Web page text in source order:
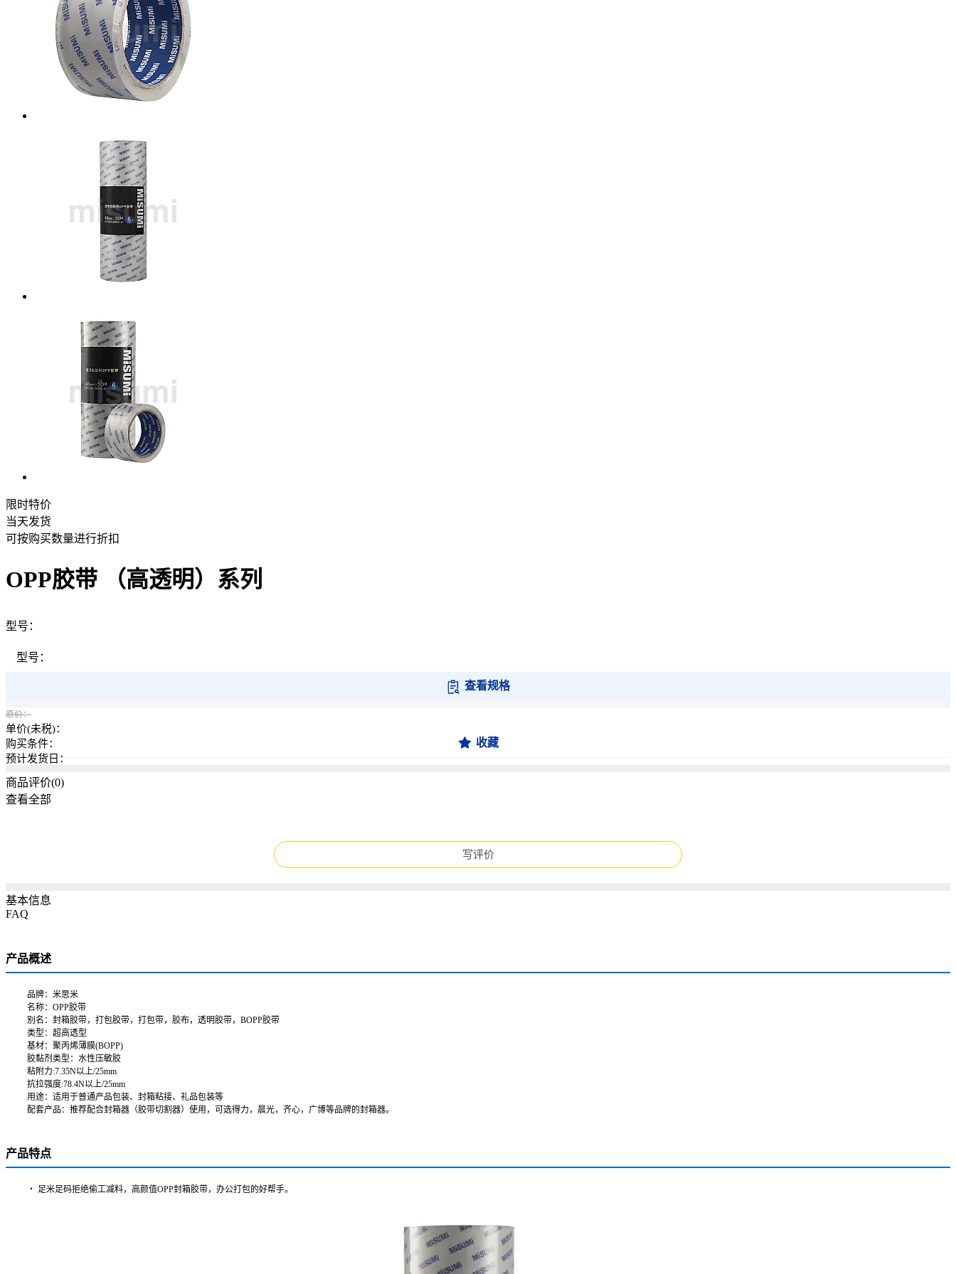
限时特价
当天发货
可按购买数量进行折扣
OPP胶带 （高透明）系列
型号：
型号：
查看规格
收藏
原价：
单价(未税)：
购买条件：
预计发货日：
商品评价(0)
查看全部
写评价
基本信息
FAQ
产品概述
品牌：米思米
名称：OPP胶带
别名：封箱胶带，打包胶带，打包带，胶布，透明胶带，BOPP胶带
类型：超高透型
基材：聚丙烯薄膜(BOPP)
胶黏剂类型：水性压敏胶
粘附力:7.35N以上/25mm
抗拉强度:78.4N以上/25mm
用途：适用于普通产品包装、封箱粘接、礼品包装等
配套产品：推荐配合封箱器（胶带切割器）使用，可选得力，晨光，齐心，广博等品牌的封箱器。
产品特点
・ 足米足码拒绝偷工减料，高颜值OPP封箱胶带，办公打包的好帮手。